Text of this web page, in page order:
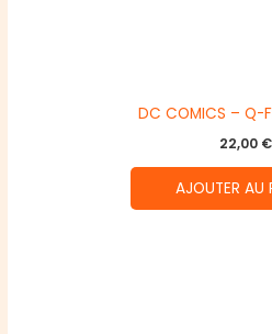
DC COMICS – Q-
22,00 €
AJOUTER AU